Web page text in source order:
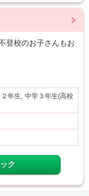
登校のお子さんもお
年生, 中学３年生(高校
ク